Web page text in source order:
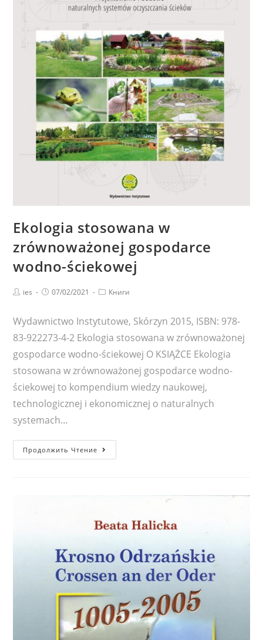
Ekologia stosowana w
zrównoważonej gospodarce
wodno-ściekowej
Posties
Запись
07/02/2021
PostКниги
Wydawnictwo Instytutowe, Skórzyn 2015, ISBN: 978-
83-922273-4-2 Ekologia stosowana w zrównoważonej
gospodarce wodno-ściekowej O KSIĄŻCE Ekologia
stosowana w zrównoważonej gospodarce wodno-
ściekowej to kompendium wiedzy naukowej,
technologicznej i ekonomicznej o naturalnych
systemach…
Продолжить Чтение
zrównoważonej
wodno-
ściekowej